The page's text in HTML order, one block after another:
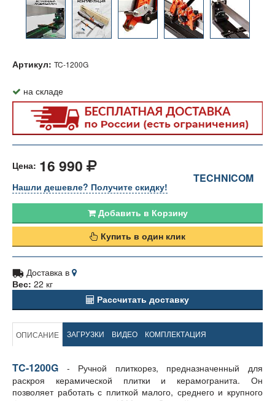
Артикул: TC-1200G
на складе
Цена: 16 990
TECHNICOM
Нашли дешевле? Получите скидку!
Добавить в Корзину
Купить в один клик
Доставка в
Вес: 22 кг
Рассчитать доставку
ОПИСАНИЕ ЗАГРУЗКИ ВИДЕО КОМПЛЕКТАЦИЯ
TC-1200G - Ручной плиткорез, предназначенный для
раскроя керамической плитки и керамогранита. Он
позволяет работать с плиткой малого, среднего и крупного